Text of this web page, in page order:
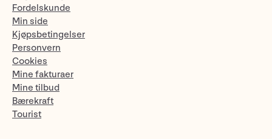
Fordelskunde
Min side
Kjøpsbetingelser
Personvern
Cookies
Mine fakturaer
Mine tilbud
Bærekraft
Tourist